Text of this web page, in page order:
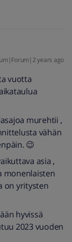
years ago
vuotta
murehtii ,
vähän
😉
asia ,
monenlaisten
on yritysten
hyvissä
2023 vuoden